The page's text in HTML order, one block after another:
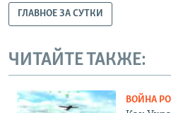
ГЛАВНОЕ ЗА СУТКИ
ЧИТАЙТЕ ТАКЖЕ:
ВОЙНА